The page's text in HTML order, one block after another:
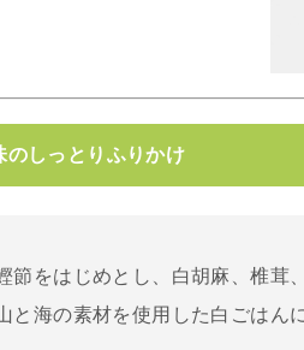
のしっとりふりかけ
節をはじめとし、白胡麻、椎茸
と海の素材を使用した白ごはん